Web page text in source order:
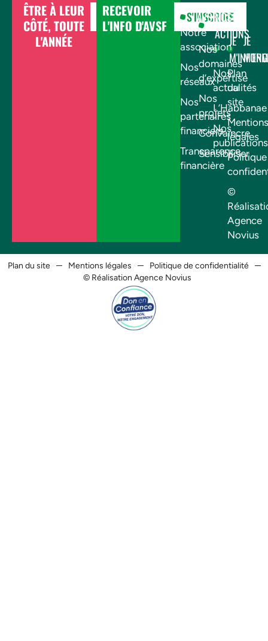
ÊTRE À LEUR
CÔTÉ, TOUTE
L'ANNÉE
DONNER
RECEVOIR
L'INFO D'AVSF
S'INSCRIRE
AVSF
Notre
association
Nos
réseaux
Nos
partenaires
financiers
Transparence
financière
NOS
ACTIONS
Nos
domaines
d’expertise
Nos
projets
Convaincre
Sensibiliser
JE
Nos
actualités
L’Habbanae
Nos
publications
JE
Plan
du
site
Mentions
légales
©
Agence
Novius
Plan du site Mentions légales
Politique de confidentialité
© Réalisation Agence Novius